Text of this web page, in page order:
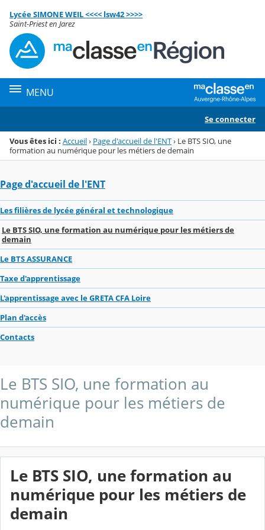
Menu de la rubrique
Contenu
Lycée SIMONE WEIL <<<< lsw42 >>>>
Saint-Priest en Jarez
MENU
Se connecter
Vous êtes ici : Accueil› Page d'accueil de l'ENT› Le BTS SIO, une
formation au numérique pour les métiers de demain
Page d'accueil de l'ENT
Les filières de lycée général et technologique
Le BTS SIO, une formation au numérique pour les métiers de
demain
Le BTS ASSURANCE
Taxe d'apprentissage
L'apprentissage avec le GRETA CFA Loire
Plan d'accès
Contacts
Le BTS SIO, une formation au
numérique pour les métiers de
demain
Le BTS SIO, une formation au
numérique pour les métiers de
demain